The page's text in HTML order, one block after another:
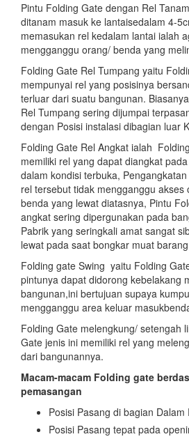
Pintu Folding Gate dengan Rel
ditanam masuk ke lantaisedalam 4-
memasukan rel kedalam lantai ialah
mengganggu orang/ benda yang
Folding Gate Rel Tumpang yaitu
mempunyai rel yang posisinya
terluar dari suatu bangunan.
Rel Tumpang sering dijumpai
dengan Posisi instalasi dibagian luar
Folding Gate Rel Angkat ialah
memiliki rel yang dapat diangkat
dalam kondisi terbuka,
rel tersebut tidak mengganggu akses
benda yang lewat diatasnya, Pintu
angkat sering dipergunakan pada
Pabrik yang seringkali amat sangat
lewat pada saat bongkar muat
Folding gate Swing yaitu Folding
pintunya dapat didorong kebelakang
bangunan,ini bertujuan supaya
mengganggu area keluar
Folding Gate melengkung/ setengah
Gate jenis ini memiliki rel yang
dari bangunannya.
Macam-macam Folding gate
pemasangan
Posisi Pasang di bagian Dalam
Posisi Pasang tepat pada